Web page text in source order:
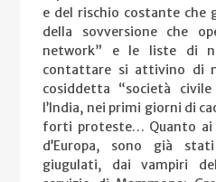
e del rischio costante che
della sovversione che
network” e le liste di
contattare si attivino di
cosiddetta “società
l’India, nei primi giorni di
forti proteste… Quanto ai
d’Europa, sono già
giugulati, dai vampiri